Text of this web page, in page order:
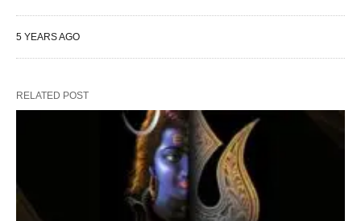
5 YEARS AGO
RELATED POST